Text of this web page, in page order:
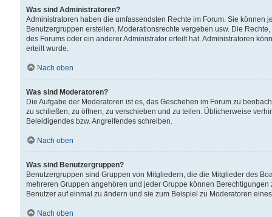
Was sind Administratoren?
Administratoren haben die umfassendsten Rechte im Forum. Sie können
Benutzergruppen erstellen, Moderationsrechte vergeben usw. Die
des Forums oder ein anderer Administrator erteilt hat. Administratoren
erteilt wurde.
Nach oben
Was sind Moderatoren?
Die Aufgabe der Moderatoren ist es, das Geschehen im Forum zu
zu schließen, zu öffnen, zu verschieben und zu teilen. Üblicherweise
Beleidigendes bzw. Angreifendes schreiben.
Nach oben
Was sind Benutzergruppen?
Benutzergruppen sind Gruppen von Mitgliedern, die die Mitglieder des
mehreren Gruppen angehören und jeder Gruppe können
Benutzer auf einmal zu ändern und sie zum Beispiel zu Moderatoren
Nach oben